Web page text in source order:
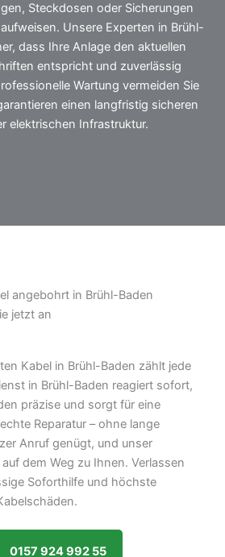
Steckdosen oder Sicherungen
Unsere Experten in Brühl-
dass Ihre Anlage den aktuellen
entspricht und zuverlässig
Wartung vermeiden Sie
einen langfristig sicheren
elektrischen Infrastruktur.
angebohrt in Brühl-Baden
jetzt an
Kabel in Brühl-Baden zählt jede
in Brühl-Baden reagiert sofort,
präzise und sorgt für eine
Reparatur – ohne lange
Anruf genügt, und unser
dem Weg zu Ihnen. Verlassen
Soforthilfe und höchste
0157 924 992 55